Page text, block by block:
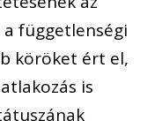
a függetlenségi
köröket ért el,
is